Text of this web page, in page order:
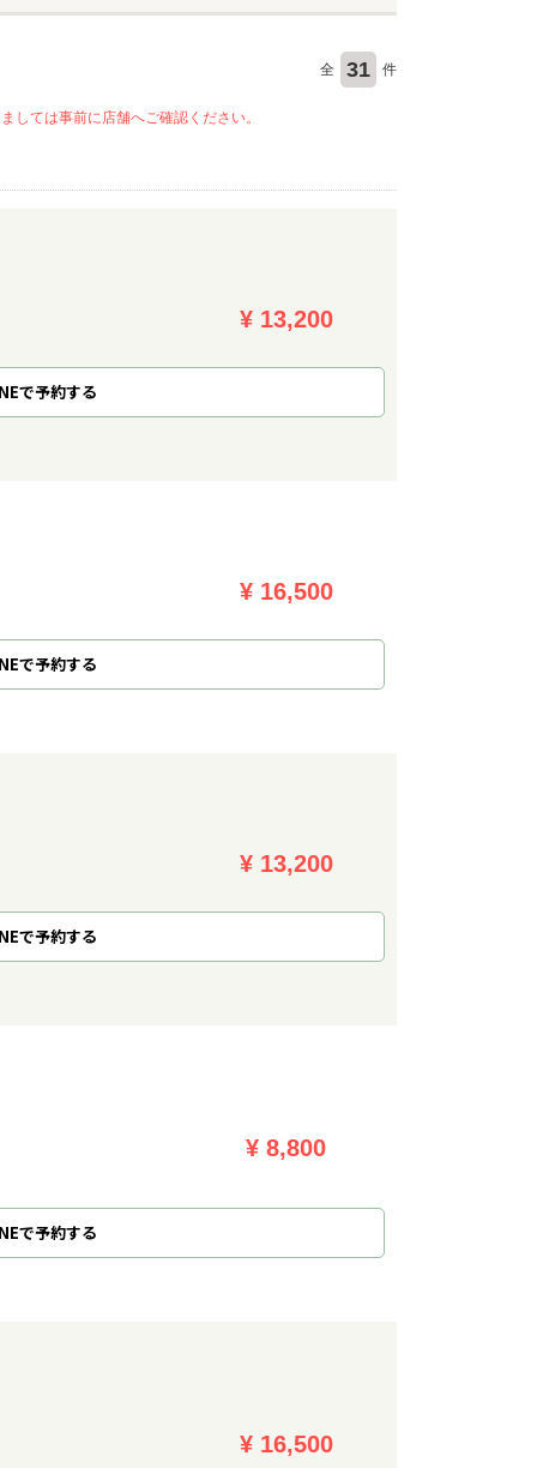
全 31 件
しては事前に店舗へご確認ください。
¥ 13,200
で予約する
¥ 16,500
で予約する
¥ 13,200
で予約する
¥ 8,800
で予約する
¥ 16,500